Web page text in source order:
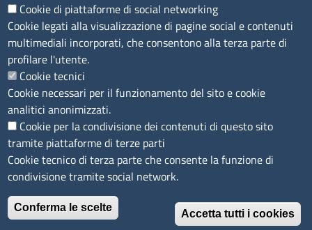
Sito web
Note legali
Privacy policy
Dichiarazione di accessibilità
Redazione
Credits
Accesso riservato
Aziende speciali
© 2023 Camera di Commercio Industria e Agricoltura
Riviere di Liguria - Imperia La Spezia Savona
Cookie di piattaforme di social networking
Cookie legati alla visualizzazione di pagine social e contenuti
multimediali incorporati, che consentono alla terza parte di
profilare l'utente.
Cookie tecnici
Cookie necessari per il funzionamento del sito e cookie
analitici anonimizzati.
Cookie per la condivisione dei contenuti di questo sito
tramite piattaforme di terze parti
Cookie tecnico di terza parte che consente la funzione di
condivisione tramite social network.
Conferma le scelte
Accetta tutti i cookies